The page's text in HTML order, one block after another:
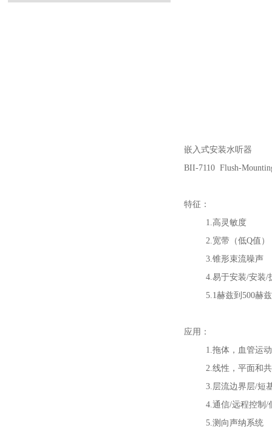
嵌入式安装水听器
BII-7110 Flush-
特征：
1.高灵敏度
2.宽带（低Q值）
3.锥形束流噪声
4.易于安装/安装/
5.1赫兹到500赫兹
应用：
1.拖体，血管运动
2.线性，平面和共
3.层流边界层/短基/
4.通信/远程控制/低
5.测向声纳系统